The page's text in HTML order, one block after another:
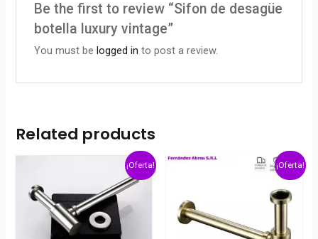
Be the first to review “Sifon de desagüe
botella luxury vintage”
You must be logged in to post a review.
Related products
¡Oferta! ¡Oferta!